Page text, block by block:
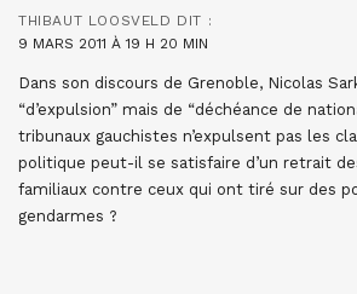
THIBAUT LOOSVELD DIT :
9 MARS 2011 À 19 H 20 MIN
Dans son discours de Grenoble, Nicolas
“d’expulsion” mais de “déchéance de
tribunaux gauchistes n’expulsent pas les
politique peut-il se satisfaire d’un retrait
familiaux contre ceux qui ont tiré sur des
gendarmes ?